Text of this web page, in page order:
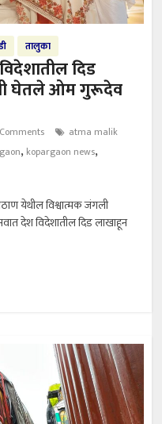
तालुका
दिड
घेतले ओम गुरूदेव
atma malik
, kopargaon news,
येथील विश्वात्मक जंगली
देश विदेशातील दिड लाखाहून